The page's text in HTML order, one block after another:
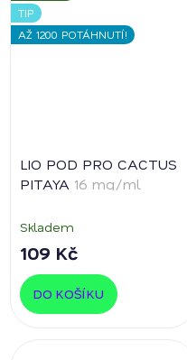
TIP
AŽ 1200 POTÁHNUTÍ!
LIO POD PRO CACTUS
PITAYA 16 mg/ml
Skladem
109 Kč
DO KOŠÍKU